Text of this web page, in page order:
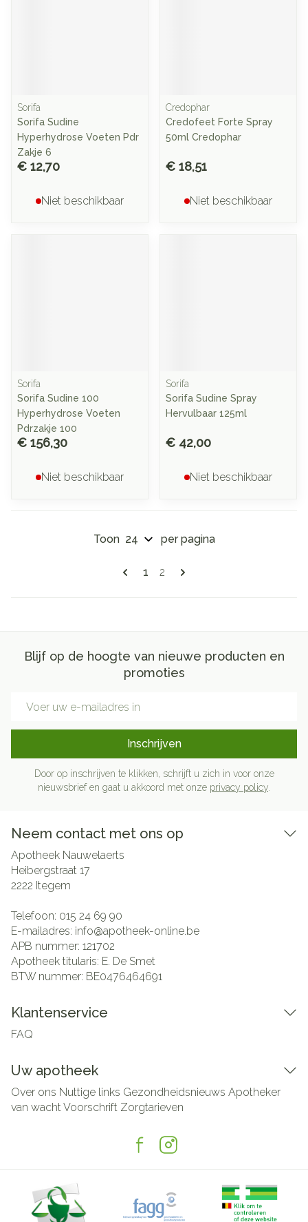
Sorifa
Sorifa Sudine
Hyperhydrose Voeten Pdr
Zakje 6
€ 12,70
Niet beschikbaar
Credophar
Credofeet Forte Spray
50ml Credophar
€ 18,51
Niet beschikbaar
Sorifa
Sorifa Sudine 100
Hyperhydrose Voeten
Pdrzakje 100
€ 156,30
Niet beschikbaar
Sorifa
Sorifa Sudine Spray
Hervulbaar 125ml
€ 42,00
Niet beschikbaar
Pagina's
U lees momenteel pagina
1 Pagina
2
Toon per pagina
Blijf op de hoogte van nieuwe producten en
promoties
Inschrijven
Door op inschrijven te klikken, schrijft u zich in voor onze
nieuwsbrief en gaat u akkoord met onze privacy policy
Neem contact met ons op
Apotheek Nauwelaerts
Heibergstraat 17
2222 Itegem
Telefoon: 015 24 69 90
E-mailadres: info@apotheek-online.be
APB nummer: 121702
Apotheek titularis: E. De Smet
BTW nummer: BE0476464691
Klantenservice
FAQ
Uw apotheek
Over ons Nuttige links Gezondheidsnieuws Apotheker
van wachtVoorschrift Zorgtarieven